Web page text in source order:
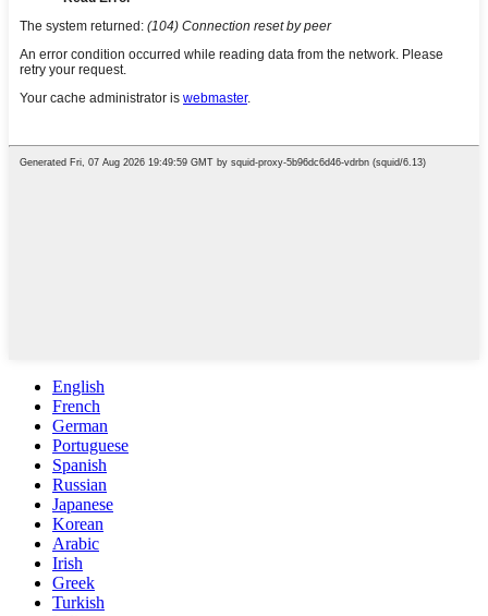
English
French
German
Portuguese
Spanish
Russian
Japanese
Korean
Arabic
Irish
Greek
Turkish